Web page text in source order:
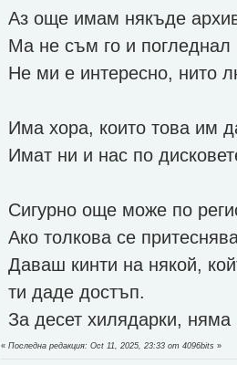
Аз още имам някъде
Ма не съм го и погледнал
Не ми е интересно, нито
Има хора, които това им
Имат ни и нас по
Сигурно още може по
Ако толкова се
Даваш кинти на някой,
ти даде достъп.
За десет хилядарки,
«Последна редакция: Oct 11, 2025, 23:33 от 4096bits »